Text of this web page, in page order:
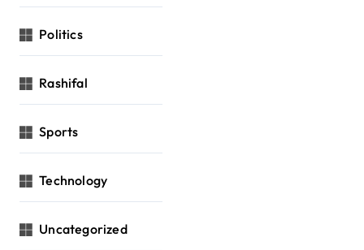
Politics
Rashifal
Sports
Technology
Uncategorized